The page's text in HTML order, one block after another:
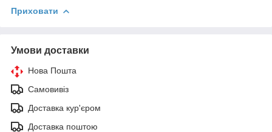
Приховати
Умови доставки
Нова Пошта
Самовивіз
Доставка кур'єром
Доставка поштою